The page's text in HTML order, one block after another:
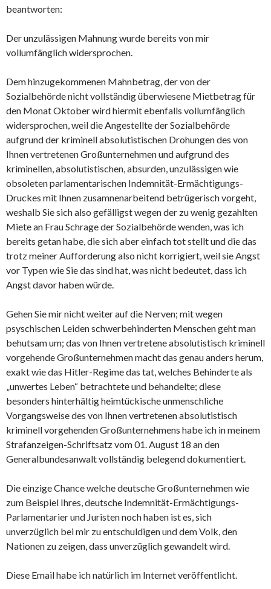
beantworten:
Der unzulässigen Mahnung wurde bereits von mir
vollumfänglich widersprochen.
Dem hinzugekommenen Mahnbetrag, der von der
Sozialbehörde nicht vollständig überwiesene Mietbetrag für
den Monat Oktober wird hiermit ebenfalls vollumfänglich
widersprochen, weil die Angestellte der Sozialbehörde
aufgrund der kriminell absolutistischen Drohungen des von
Ihnen vertretenen Großunternehmen und aufgrund des
kriminellen, absolutistischen, absurden, unzulässigen wie
obsoleten parlamentarischen Indemnität-Ermächtigungs-
Druckes mit Ihnen zusamnenarbeitend betrügerisch vorgeht,
weshalb Sie sich also gefälligst wegen der zu wenig gezahlten
Miete an Frau Schrage der Sozialbehörde wenden, was ich
bereits getan habe, die sich aber einfach tot stellt und die das
trotz meiner Aufforderung also nicht korrigiert, weil sie Angst
vor Typen wie Sie das sind hat, was nicht bedeutet, dass ich
Angst davor haben würde.
Gehen Sie mir nicht weiter auf die Nerven; mit wegen
psyschischen Leiden schwerbehinderten Menschen geht man
behutsam um; das von Ihnen vertretene absolutistisch kriminell
vorgehende Großunternehmen macht das genau anders herum,
exakt wie das Hitler-Regime das tat, welches Behinderte als
„unwertes Leben“ betrachtete und behandelte; diese
besonders hinterhältig heimtückische unmenschliche
Vorgangsweise des von Ihnen vertretenen absolutistisch
kriminell vorgehenden Großunternehmens habe ich in meinem
Strafanzeigen-Schriftsatz vom 01. August 18 an den
Generalbundesanwalt vollständig belegend dokumentiert.
Die einzige Chance welche deutsche Großunternehmen wie
zum Beispiel Ihres, deutsche Indemnität-Ermächtigungs-
Parlamentarier und Juristen noch haben ist es, sich
unverzüglich bei mir zu entschuldigen und dem Volk, den
Nationen zu zeigen, dass unverzüglich gewandelt wird.
Diese Email habe ich natürlich im Internet veröffentlicht.